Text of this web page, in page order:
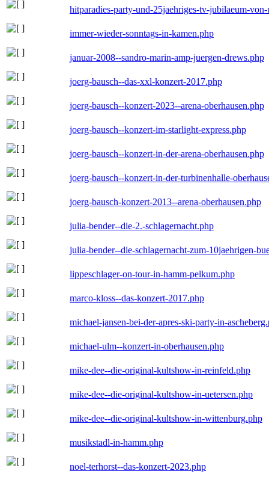
hitparadies-party-und-25jaehriges-tv-jubilaeum-
immer-wieder-sonntags-in-kamen.php
januar-2008--sandro-marin-amp-juergen-drews.php
joerg-bausch--das-xxl-konzert-2017.php
joerg-bausch--konzert-2023--arena-oberhausen.php
joerg-bausch--konzert-im-starlight-express.php
joerg-bausch--konzert-in-der-arena-oberhausen.php
joerg-bausch--konzert-in-der-turbinenhalle-
joerg-bausch-konzert-2013--arena-oberhausen.php
julia-bender--die-2.-schlagernacht.php
julia-bender--die-schlagernacht-zum-10jaehrigen-
lippeschlager-on-tour-in-hamm-pelkum.php
marco-kloss--das-konzert-2017.php
michael-jansen-bei-der-apres-ski-party-in-
michael-ulm--konzert-in-oberhausen.php
mike-dee--die-original-kultshow-in-reinfeld.php
mike-dee--die-original-kultshow-in-uetersen.php
mike-dee--die-original-kultshow-in-wittenburg.php
musikstadl-in-hamm.php
noel-terhorst--das-konzert-2023.php